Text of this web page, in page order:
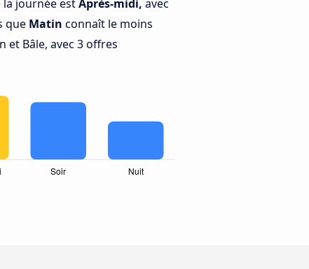
la journée estAprès-midi, avec
que Matin connaît le moins
et Bâle, avec 3 offres